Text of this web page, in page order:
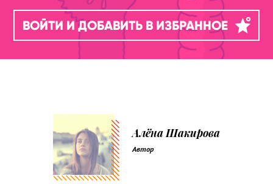
ВОЙТИ И ДОБАВИТЬ В ИЗБРАННОЕ
Алёна Шакирова
Автор